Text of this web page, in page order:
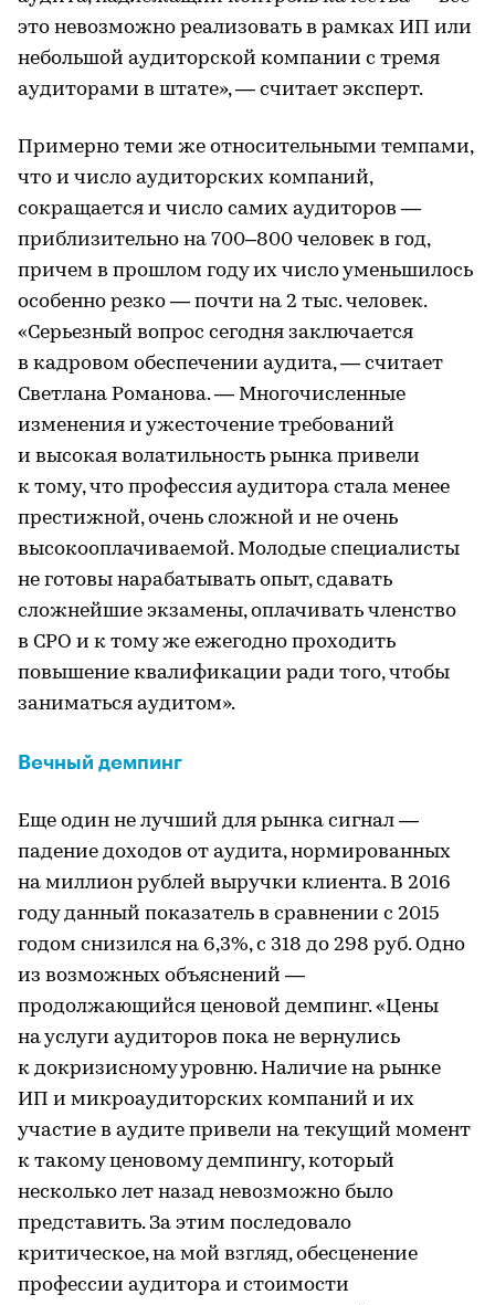
это невозможно реализовать в рамках ИП или
небольшой аудиторской компании с тремя
аудиторами в штате», — считает эксперт.
Примерно теми же относительными темпами,
что и число аудиторских компаний,
сокращается и число самих аудиторов —
приблизительно на 700–800 человек в год,
причем в прошлом году их число уменьшилось
особенно резко — почти на 2 тыс. человек.
«Серьезный вопрос сегодня заключается
в кадровом обеспечении аудита, — считает
Светлана Романова. — Многочисленные
изменения и ужесточение требований
и высокая волатильность рынка привели
к тому, что профессия аудитора стала менее
престижной, очень сложной и не очень
высокооплачиваемой. Молодые специалисты
не готовы нарабатывать опыт, сдавать
сложнейшие экзамены, оплачивать членство
в СРО и к тому же ежегодно проходить
повышение квалификации ради того, чтобы
заниматься аудитом».
Вечный демпинг
Еще один не лучший для рынка сигнал —
падение доходов от аудита, нормированных
на миллион рублей выручки клиента. В 2016
году данный показатель в сравнении с 2015
годом снизился на 6,3%, с 318 до 298 руб. Одно
из возможных объяснений —
продолжающийся ценовой демпинг. «Цены
на услуги аудиторов пока не вернулись
к докризисному уровню. Наличие на рынке
ИП и микроаудиторских компаний и их
участие в аудите привели на текущий момент
к такому ценовому демпингу, который
несколько лет назад невозможно было
представить. За этим последовало
критическое, на мой взгляд, обесценение
профессии аудитора и стоимости